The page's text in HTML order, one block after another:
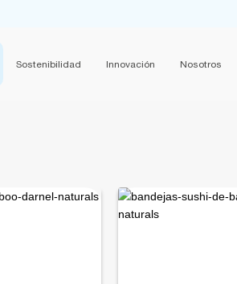
Sostenibilidad Innovación Nosotros